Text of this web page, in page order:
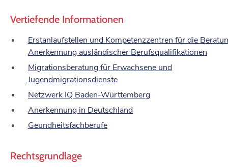
Vertiefende Informationen
Erstanlaufstellen und Kompetenzzentren für die
Anerkennung ausländischer Berufsqualifikationen
Migrationsberatung für Erwachsene und
Jugendmigrationsdienste
Netzwerk IQ Baden-Württemberg
Anerkennung in Deutschland
Geundheitsfachberufe
Rechtsgrundlage